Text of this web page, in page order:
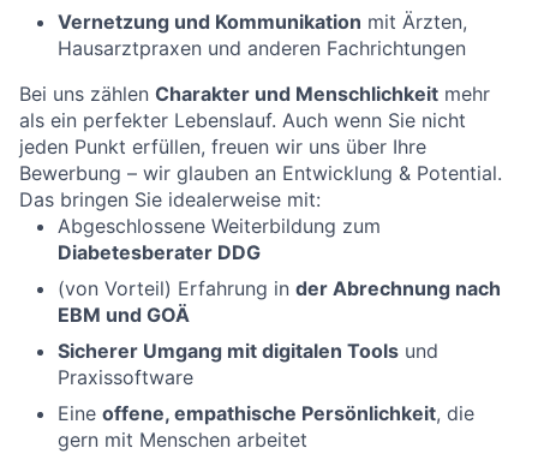
Vernetzung und Kommunikation mit Ärzten,
Hausarztpraxen und anderen Fachrichtungen
Bei uns zählen Charakter und Menschlichkeit mehr
als ein perfekter Lebenslauf. Auch wenn Sie nicht
jeden Punkt erfüllen, freuen wir uns über Ihre
Bewerbung – wir glauben an Entwicklung & Potential.
Das bringen Sie idealerweise mit:
Abgeschlossene Weiterbildung zum
Diabetesberater DDG
(von Vorteil) Erfahrung in der Abrechnung nach
EBM und GOÄ
Sicherer Umgang mit digitalen Tools und
Praxissoftware
Eine offene, empathische Persönlichkeit, die
gern mit Menschen arbeitet